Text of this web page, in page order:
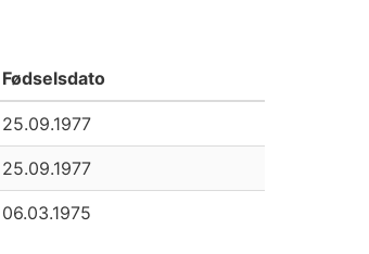
Fødselsdato
25.09.1977
25.09.1977
06.03.1975